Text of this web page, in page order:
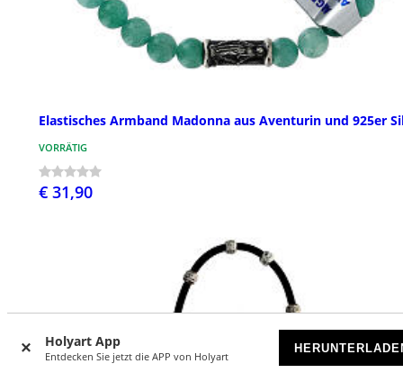
Holyart App
Entdecken Sie jetzt die APP von Holyart
Elastisches Armband Madonna aus Aventurin und 925er
VORRÄTIG
€ 31,90